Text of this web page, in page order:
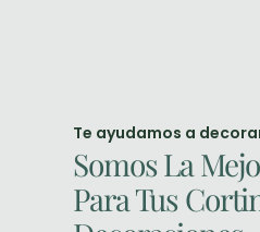
Te ayudamos a
Somos La
Para Tus